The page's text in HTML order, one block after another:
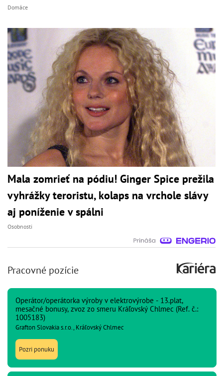
Domáce
Mala zomrieť na pódiu! Ginger Spice prežila
vyhrážky teroristu, kolaps na vrchole slávy
aj poníženie v spálni
Osobnosti
Pracovné pozície
Operátor/operátorka výroby v elektrovýrobe - 13.plat,
mesačné bonusy, zvoz zo smeru Kráľovský Chlmec (Ref. č.:
1005183)
Grafton Slovakia s.r.o., Kráľovský Chlmec
Pozri ponuku